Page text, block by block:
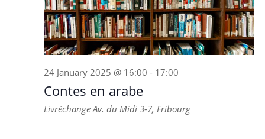
24 January 2025 @ 16:00 - 17:00
Contes en arabe
Livréchange Av. du Midi 3-7, Fribourg